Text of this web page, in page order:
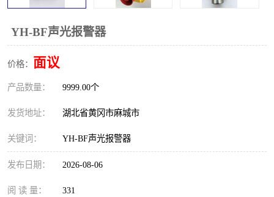
YH-BF声光报警器
价格： 面议
产品数量： 9999.00个
发货地址： 湖北省黄冈市麻城市
关键词： YH-BF声光报警器
发布日期： 2026-08-06
阅 读 量： 331
限位开关 速度检测器
速度传感器